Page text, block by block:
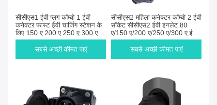
सीसीएस1 ईवी प्लग कॉम्बो 1 ईवी
कनेक्टर फास्ट ईवी चार्जिंग स्टेशन के
लिए 150 ए 200 ए 250 ए 300 ए
सीसीएस1 ईवी कनेक्टर डीसी फास्ट
ईवी चार्जरसबसे अच्छी कीमत पाएं
सीसीएस2 महिला कनेक्टर कॉम्बो 2 ईवी
सॉकेट सीसीएस2 ईवी इनलेट 80
ए/150 ए/200 ए/250 ए/300 ए ईवी
चार्जिंग सॉकेट डीसी ईवी स्टेशन के लिए
सबसे अच्छी कीमत पाएं